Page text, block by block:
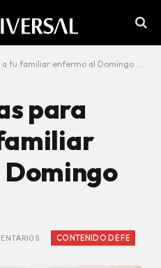
enfermo al Domingo de Ramos
para
CONTENIDO DE FE